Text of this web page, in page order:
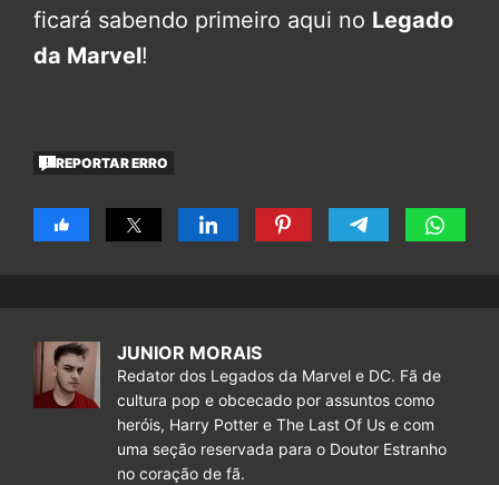
ficará sabendo primeiro aqui no Legado
da Marvel!
REPORTAR ERRO
JUNIOR MORAIS
Redator dos Legados da Marvel e DC. Fã de
cultura pop e obcecado por assuntos como
heróis, Harry Potter e The Last Of Us e com
uma seção reservada para o Doutor Estranho
no coração de fã.